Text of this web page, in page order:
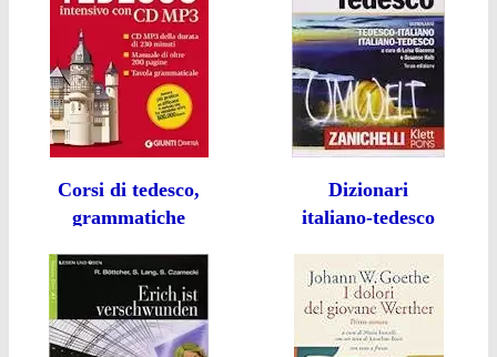
Corsi di tedesco,
grammatiche
Dizionari
italiano-tedesco